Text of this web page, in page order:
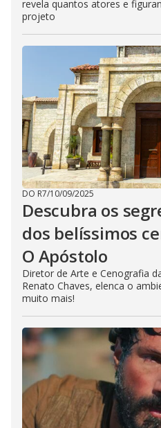
revela quantos atores e
projeto
DO R7/10/09/2025
Descubra os
dos belíssimos
O Apóstolo
Diretor de Arte e Cenografia
Renato Chaves, elenca o
muito mais!